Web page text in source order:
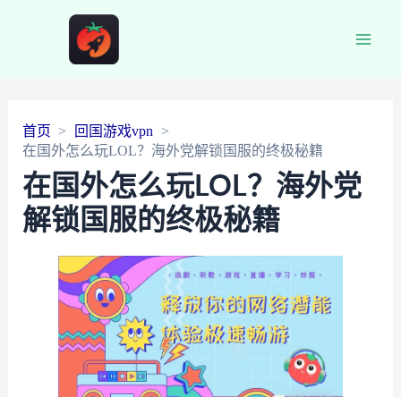
首页
回国游戏vpn
在国外怎么玩LOL？海外党解锁国服的终极秘籍
在国外怎么玩LOL？海外党
解锁国服的终极秘籍